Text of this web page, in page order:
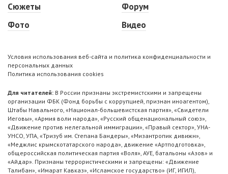
Сюжеты
Фото
Форум
Видео
Условия использования веб-сайта и политика конфиденциальности и
персональных данных
Политика использования cookies
Для читателей: В России признаны экстремистскими и запрещены
организации ФБК (Фонд борьбы с коррупцией, признан иноагентом),
Штабы Навального, «Национал-большевистская партия», «Свидетели
Иеговы», «Армия воли народа», «Русский общенациональный союз»,
«Движение против нелегальной иммиграции», «Правый сектор», УНА-
УНСО, УПА, «Тризуб им. Степана Бандеры», «Мизантропик дивижн»,
«Меджлис крымскотатарского народа», движение «Артподготовка»,
общероссийская политическая партия «Воля», АУЕ, батальоны «Азов» и
«Айдар». Признаны террористическими и запрещены: «Движение
Талибан», «Имарат Кавказ», «Исламское государство» (ИГ, ИГИЛ),